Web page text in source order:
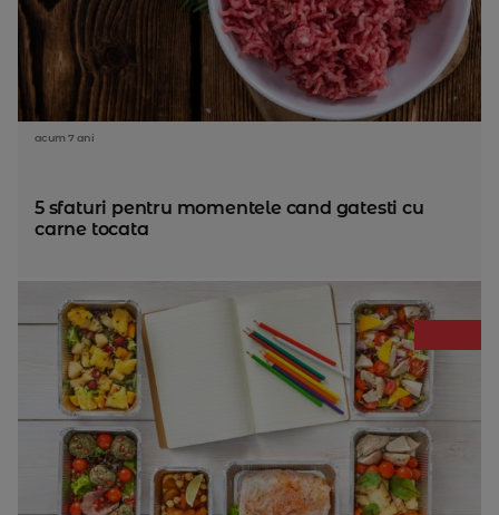
acum 7 ani
5 sfaturi pentru momentele cand gatesti cu
carne tocata